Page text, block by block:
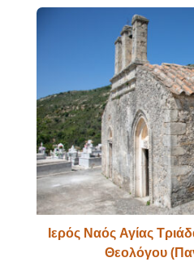
Ιερός Ναός Αγίας
Θεολόγου